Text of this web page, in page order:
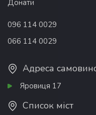
Донати
096 114 0029
066 114 0029
Адреса
Яровиця 17
Список міст